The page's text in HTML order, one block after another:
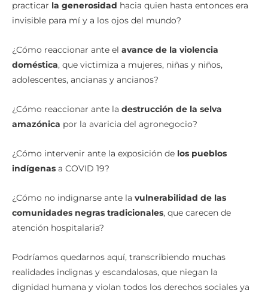
practicar la generosidad hacia quien hasta entonces era
invisible para mí y a los ojos del mundo?
¿Cómo reaccionar ante el avance de la violencia
doméstica, que victimiza a mujeres, niñas y niños,
adolescentes, ancianas y ancianos?
¿Cómo reaccionar ante la destrucción de la selva
amazónica por la avaricia del agronegocio?
¿Cómo intervenir ante la exposición de los pueblos
indígenas a COVID 19?
¿Cómo no indignarse ante la vulnerabilidad de las
comunidades negras tradicionales, que carecen de
atención hospitalaria?
Podríamos quedarnos aquí, transcribiendo muchas
realidades indignas y escandalosas, que niegan la
dignidad humana y violan todos los derechos sociales ya